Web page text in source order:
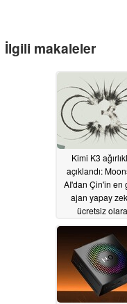
İlgili makaleler
Kimi K3
açıklandı:
AI'dan Çin'in en
ajan yapay
ücretsiz
sunuluyor07/